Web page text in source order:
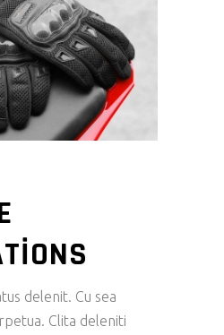
delenit. Cu sea
Clita deleniti